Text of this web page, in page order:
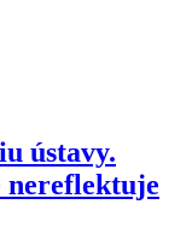
ústavy.
nereflektuje